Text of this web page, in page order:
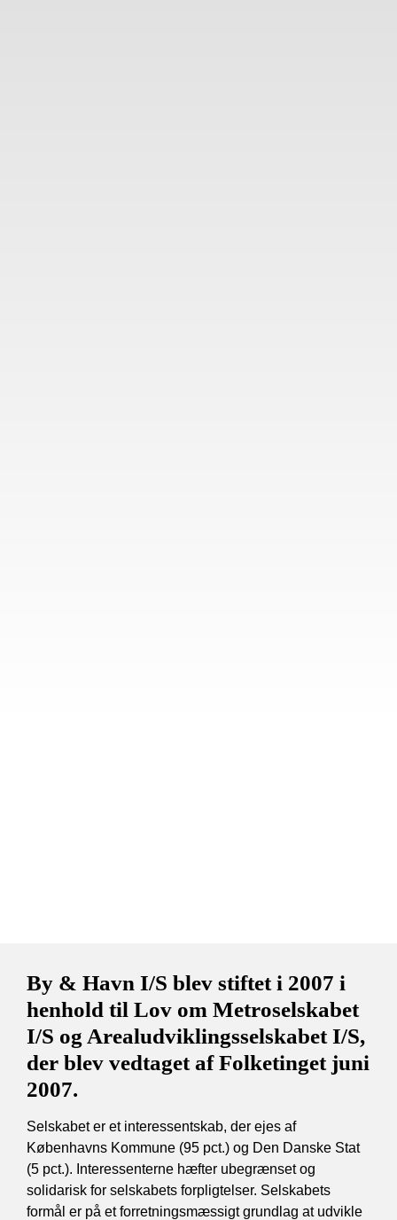
By & Havn I/S blev stiftet i 2007 i
henhold til Lov om Metroselskabet
I/S og Arealudviklingsselskabet I/S,
der blev vedtaget af Folketinget juni
2007.
Selskabet er et interessentskab, der ejes af
Københavns Kommune (95 pct.) og Den Danske Stat
(5 pct.). Interessenterne hæfter ubegrænset og
solidarisk for selskabets forpligtelser. Selskabets
formål er på et forretningsmæssigt grundlag at udvikle